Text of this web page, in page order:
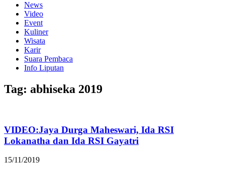
News
Video
Event
Kuliner
Wisata
Karir
Suara Pembaca
Info Liputan
Tag: abhiseka 2019
VIDEO:Jaya Durga Maheswari, Ida RSI
Lokanatha dan Ida RSI Gayatri
15/11/2019